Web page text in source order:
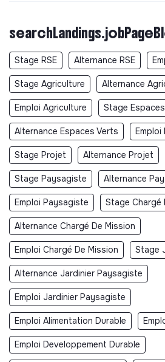
Stage RSE Alternance RSE
Stage Agriculture Alternance
Emploi Agriculture Stage
Alternance Espaces Verts
Stage Projet Alternance Projet
Stage Paysagiste Alternance
Emploi Paysagiste Stage Chargé
Alternance Chargé De Mission
Emploi Chargé De Mission Stage
Alternance Jardinier Paysagiste
Emploi Jardinier Paysagiste
Emploi Alimentation Durable
Emploi Developpement Durable